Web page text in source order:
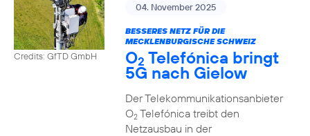
Credits: GfTD GmbH
04. November 2025
BESSERES NETZ FÜR DIE
MECKLENBURGISCHE SCHWEIZ
O2 Telefónica bringt
5G nach Gielow
Der Telekommunikationsanbieter
O2Telefónica treibt den
Netzausbau in der